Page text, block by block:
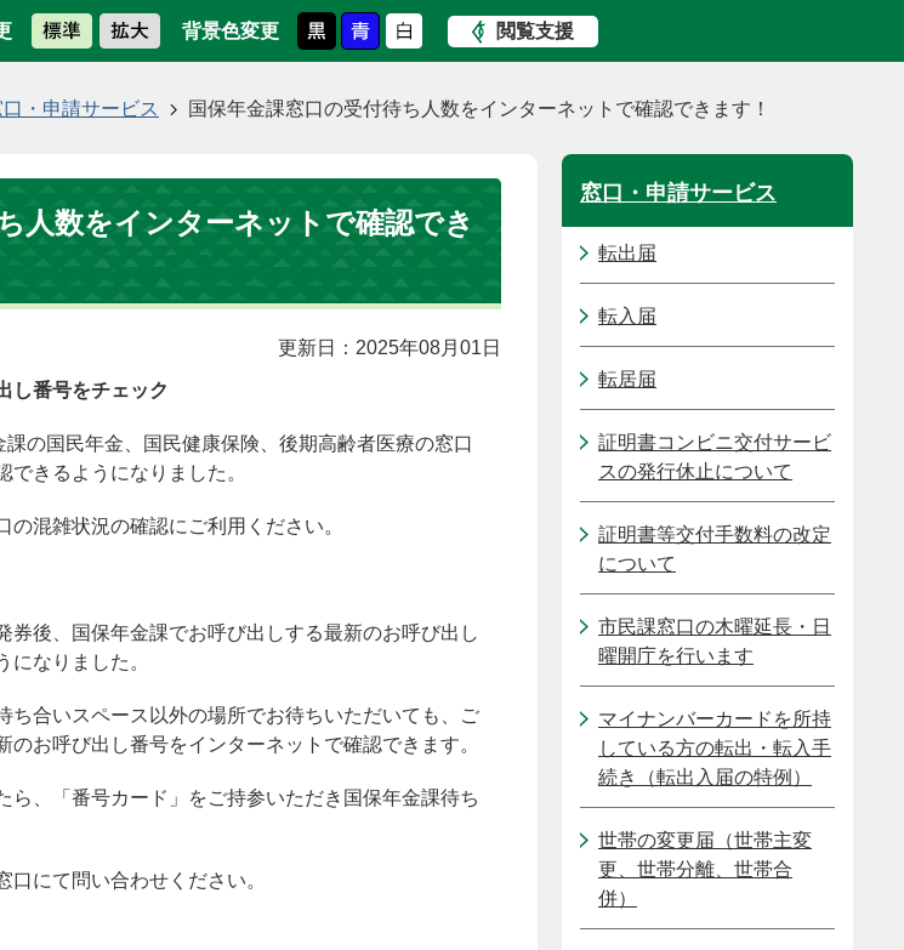
背景色変更 閲覧支援
口・申請サービス 国保年金課窓口の受付待ち人数をインターネットで確認できます！
人数をインターネットで確認でき
更新日：2025年08月01日
し番号をチェック
の国民年金、国民健康保険、後期高齢者医療の窓口
きるようになりました。
混雑状況の確認にご利用ください。
券後、国保年金課でお呼び出しする最新のお呼び出し
なりました。
ち合いスペース以外の場所でお待ちいただいても、ご
お呼び出し番号をインターネットで確認できます。
ら、「番号カード」をご持参いただき国保年金課待ち
にて問い合わせください。
窓口・申請サービス
転出届
転入届
転居届
証明書コンビニ交付サービ
スの発行休止について
証明書等交付手数料の改定
について
市民課窓口の木曜延長・日
曜開庁を行います
マイナンバーカードを所持
している方の転出・転入手
続き（転出入届の特例）
世帯の変更届（世帯主変
更、世帯分離、世帯合
併）